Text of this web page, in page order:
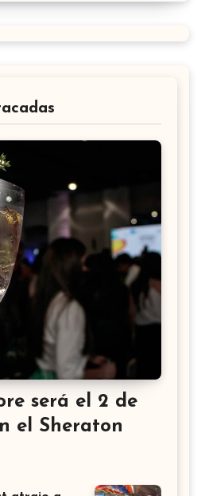
será el 2 de
el Sheraton